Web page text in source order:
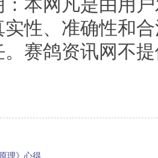
：本网凡是由用
实性、准确性和
。赛鸽资讯网不
理》心得